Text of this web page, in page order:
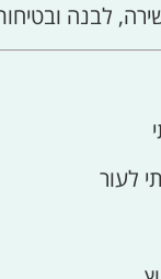
לבנה
לעור